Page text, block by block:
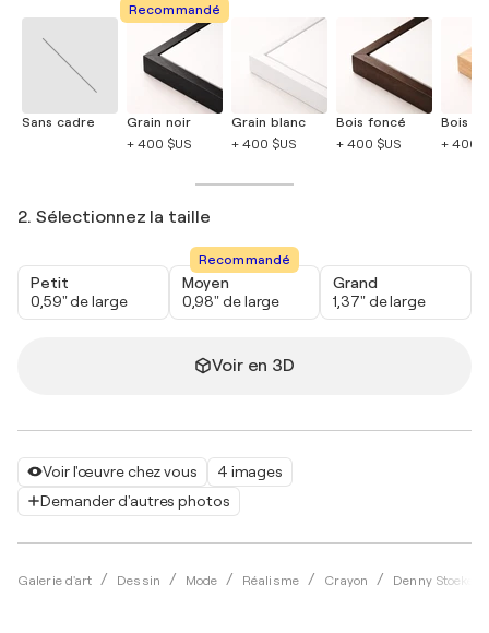
Voir l'œuvre chez vous
4 images
Demander d'autres photos
Galerie d'art Dessin Mode Réalisme Crayon Denny
Sans cadre
Recommandé
Grain noir
+ 400 $US
Grain blanc
+ 400 $US
Bois foncé
+ 400 $US
Bois
+ 400
2. Sélectionnez la taille
Petit
0,59" de large
Recommandé
Moyen
0,98" de large
Grand
1,37" de large
Voir en 3D